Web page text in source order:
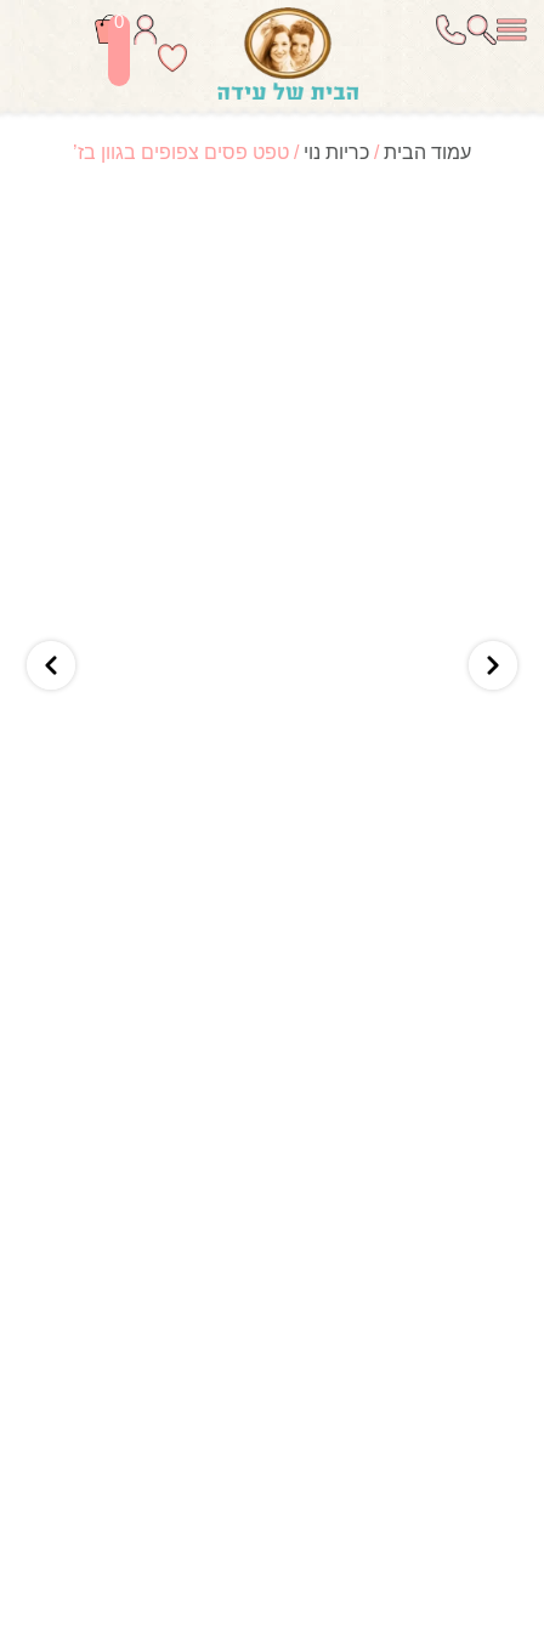
0
עמוד הבית/ כריות נוי / טפט פסים צפופים בגוון בז’